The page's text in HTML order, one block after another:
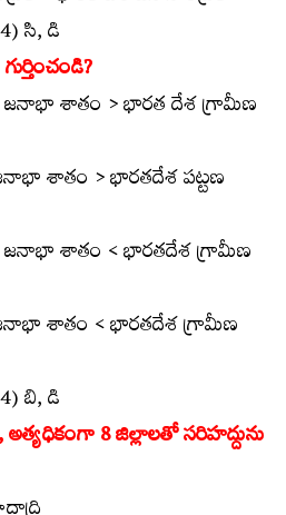
సి, డి
జనాభా శాతం > భారత దేశ గ్రామీణ
శాతం > భారతదేశ పట్టణ
జనాభా శాతం < భారతదేశ గ్రామీణ
జనాభా శాతం < భారతదేశ గ్రామీణ
బి, డి
అత్యధికంగా 8 జిల్లాలతో సరిహద్దును